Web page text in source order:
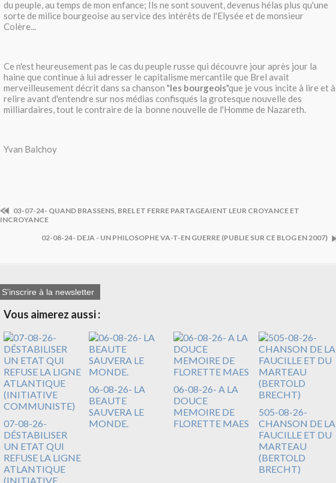
du peuple, au temps de mon enfance; Ils ne sont souvent, devenus hélas plus qu'une
sorte de milice bourgeoise au service des intérêts de l'Elysée et de monsieur
Colère...
Ce n'est heureusement pas le cas du peuple russe qui découvre jour après jour la
haine que continue à lui adresser le capitalisme mercantile que Brel avait
merveilleusement décrit dans sa chanson "les bourgeois"que je vous incite à lire et à
relire avant d'entendre sur nos médias confisqués la grotesque nouvelle des
milliardaires, tout le contraire de la bonne nouvelle de l'Homme de Nazareth.
Yvan Balchoy
03-07-24- QUAND BRASSENS, BREL ET FERRE PARTAGEAIENT LEUR CROYANCE ET
INCROYANCE
02-08-24- DEJA - UN PHILOSOPHE VA-T-EN GUERRE (PUBLIE SUR CE BLOG EN 2007)
S'inscrire à la newsletter
Vous aimerez aussi :
07-08-26-
DÉSTABILISER
UN ETAT QUI
REFUSE LA LIGNE
ATLANTIQUE
(INITIATIVE
06-08-26- LA
BEAUTE
SAUVERA LE
MONDE.
06-08-26- A LA
DOUCE
MEMOIRE DE
FLORETTE MAES
505-08-26-
CHANSON DE LA
FAUCILLE ET DU
MARTEAU
(BERTOLD
BRECHT)